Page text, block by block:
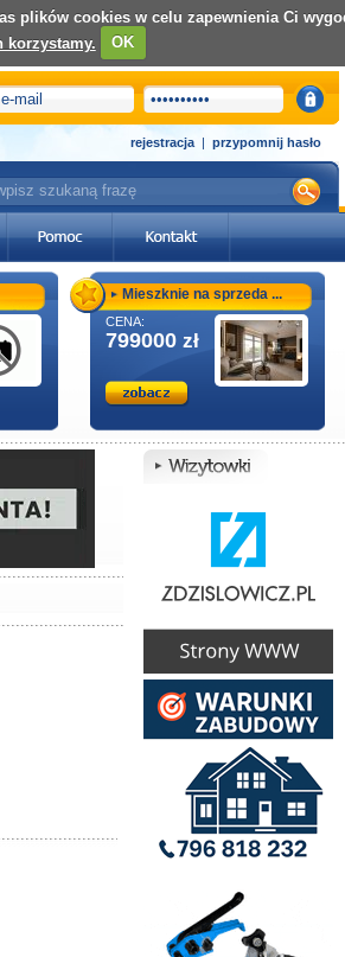
rejestracja | przypomnij hasło
Mieszknie na sprzeda ...
CENA:
799000 zł
plików cookies w celu zapewnienia Ci
korzystamy. OK